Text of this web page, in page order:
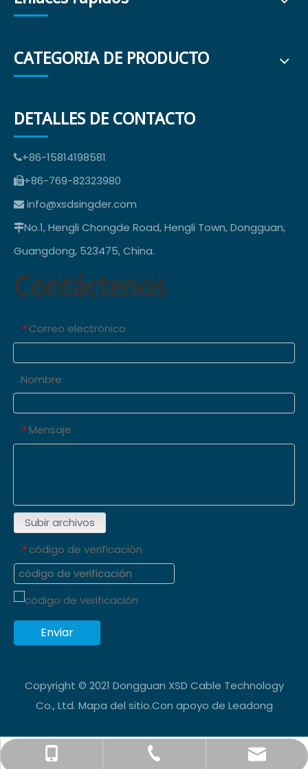
CATEGORIA DE PRODUCTO
DETALLES DE CONTACTO
+86-15814198581
+86-769-82323980
 info@xsdsingder.com
No.1, Hengli Chongde Road, Hengli Town, Dongguan,
Guangdong, 523475, China.
+86-15814198581
+86-769-82323980
info@xsdsingder.com
Contáctenos
* Correo electrónico
Nombre
* Mensaje
Subir archivos
* código de verificación
Enviar
Copyright © 2021 Dongguan XSD Cable Technology
Co., Ltd. Mapa del sitio.Con apoyo de Leadong